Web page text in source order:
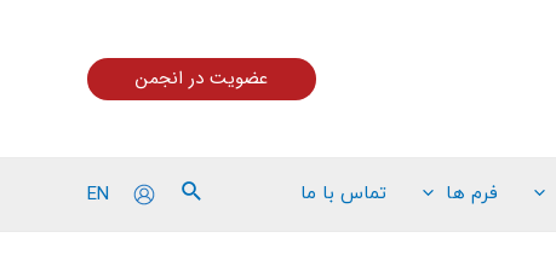
عضویت در انجمن
فرم ها تماس با ما EN